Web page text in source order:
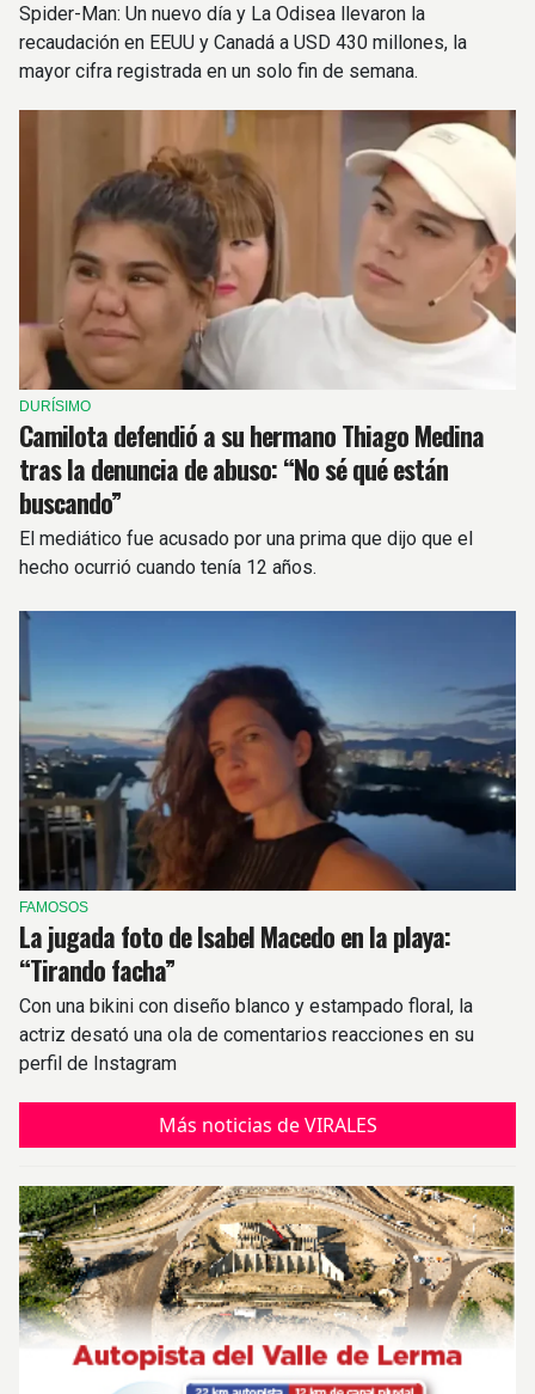
Spider-Man: Un nuevo día y La Odisea llevaron la
recaudación en EEUU y Canadá a USD 430 millones, la
mayor cifra registrada en un solo fin de semana.
DURÍSIMO
Camilota defendió a su hermano Thiago Medina
tras la denuncia de abuso: “No sé qué están
buscando”
El mediático fue acusado por una prima que dijo que el
hecho ocurrió cuando tenía 12 años.
FAMOSOS
La jugada foto de Isabel Macedo en la playa:
“Tirando facha”
Con una bikini con diseño blanco y estampado floral, la
actriz desató una ola de comentarios reacciones en su
perfil de Instagram
Más noticias de VIRALES